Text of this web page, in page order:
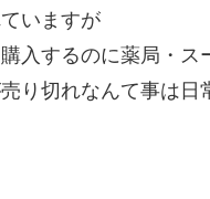
いますが
入するのに薬局・ス
り切れなんて事は日